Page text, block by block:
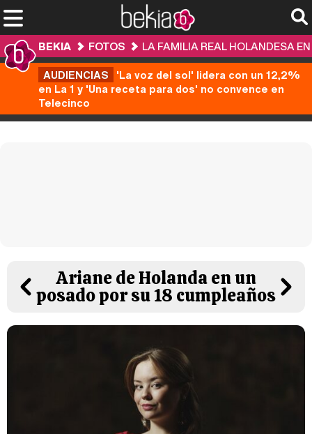
BEKIA FOTOS
LA FAMILIA REAL HOLANDESA
AUDIENCIAS 'La voz del sol' lidera con un 12,2%
en La 1 y 'Una receta para dos' no convence en
Telecinco
Ariane de Holanda en un
posado por su 18 cumpleaños